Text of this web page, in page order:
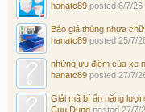
hanatc89 posted 6/7/26
Báo giá thùng nhựa chữ
hanatc89 posted 25/7/
những ưu điểm của xe
hanatc89 posted 27/7/
Giải mã bí ẩn năng
Cuu Dung posted 27/7/